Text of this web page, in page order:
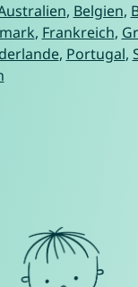
, Belgien,
, Frankreich,
, Portugal,